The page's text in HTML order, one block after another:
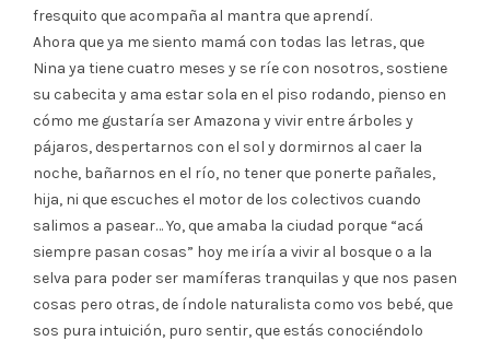
fresquito que acompaña al mantra que aprendí.
Ahora que ya me siento mamá con todas las letras, que
Nina ya tiene cuatro meses y se ríe con nosotros, sostiene
su cabecita y ama estar sola en el piso rodando, pienso en
cómo me gustaría ser Amazona y vivir entre árboles y
pájaros, despertarnos con el sol y dormirnos al caer la
noche, bañarnos en el río, no tener que ponerte pañales,
hija, ni que escuches el motor de los colectivos cuando
salimos a pasear… Yo, que amaba la ciudad porque “acá
siempre pasan cosas” hoy me iría a vivir al bosque o a la
selva para poder ser mamíferas tranquilas y que nos pasen
cosas pero otras, de índole naturalista como vos bebé, que
sos pura intuición, puro sentir, que estás conociéndolo